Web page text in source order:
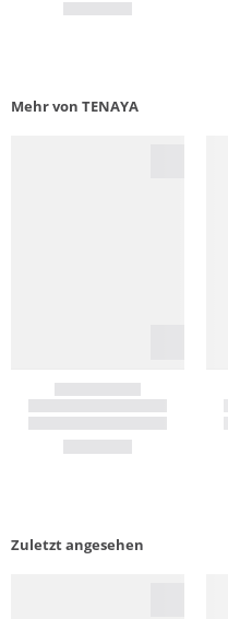
Mehr von TENAYA
Zuletzt angesehen